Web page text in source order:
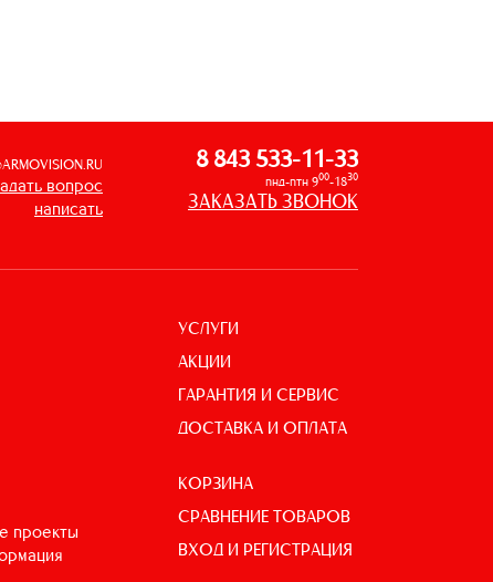
вопрос
написать
8 843 533-11-33
пнд-птн 900-1830
ЗАКАЗАТЬ ЗВОНОК
проекты
УСЛУГИ
АКЦИИ
ГАРАНТИЯ И СЕРВИС
ДОСТАВКА И ОПЛАТА
КОРЗИНА
СРАВНЕНИЕ ТОВАРОВ
ВХОД И РЕГИСТРАЦИЯ